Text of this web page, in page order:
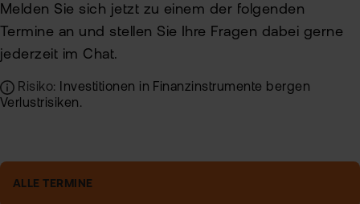
Melden Sie sich jetzt zu einem der folgenden
Termine an und stellen Sie Ihre Fragen dabei gerne
jederzeit im Chat.
Risiko:
Investitionen in Finanzinstrumente bergen
Verlustrisiken.
ALLE TERMINE